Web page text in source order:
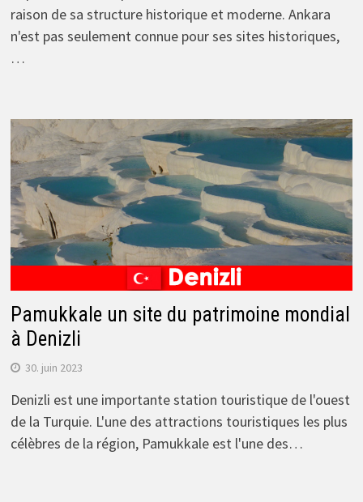
raison de sa structure historique et moderne. Ankara
n'est pas seulement connue pour ses sites historiques,
…
Pamukkale un site du patrimoine mondial
à Denizli
30. juin 2023
Denizli est une importante station touristique de l'ouest
de la Turquie. L'une des attractions touristiques les plus
célèbres de la région, Pamukkale est l'une des…